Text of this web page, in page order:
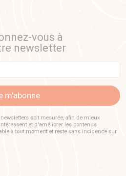
vous à
newsletter
m'abonne
soit mesurée, afin de mieux
et d'améliorer les contenus
à tout moment et reste sans incidence sur